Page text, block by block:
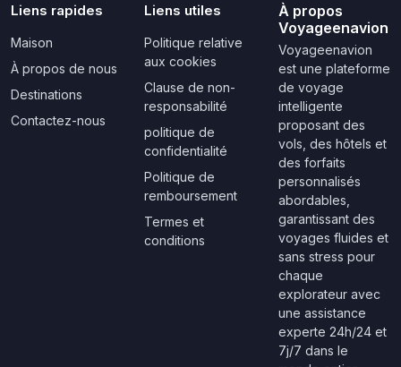
Liens rapides
Maison
À propos de nous
Destinations
Contactez-nous
Liens utiles
Politique relative
aux cookies
Clause de non-
responsabilité
politique de
confidentialité
Politique de
remboursement
Termes et
conditions
À propos
Voyageenavion
Voyageenavion
est une plateforme
de voyage
intelligente
proposant des
vols, des hôtels et
des forfaits
personnalisés
abordables,
garantissant des
voyages fluides et
sans stress pour
chaque
explorateur avec
une assistance
experte 24h/24 et
7j/7 dans le